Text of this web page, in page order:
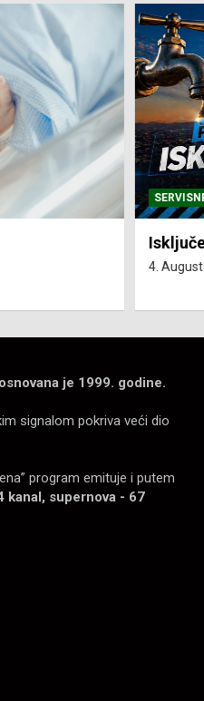
4. avgust
je 1999. godine.
signalom pokriva veći dio
program emituje i putem
kanal, supernova - 67